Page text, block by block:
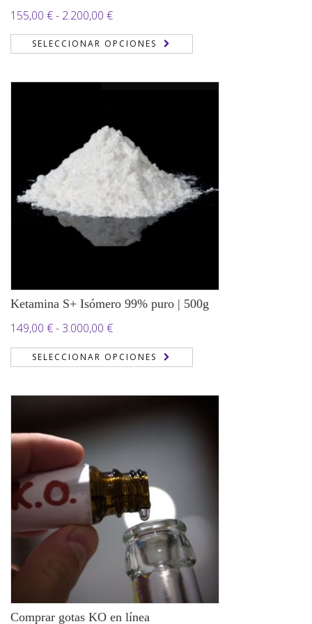
155,00 €- 2.200,00 €Rango
de
precios:
2.200,00 €
SELECCIONAR OPCIONES
Ketamina S+ Isómero 99% puro | 500g
149,00 €- 3.000,00 €Rango
de
precios:
hasta
SELECCIONAR OPCIONES
Comprar gotas KO en línea